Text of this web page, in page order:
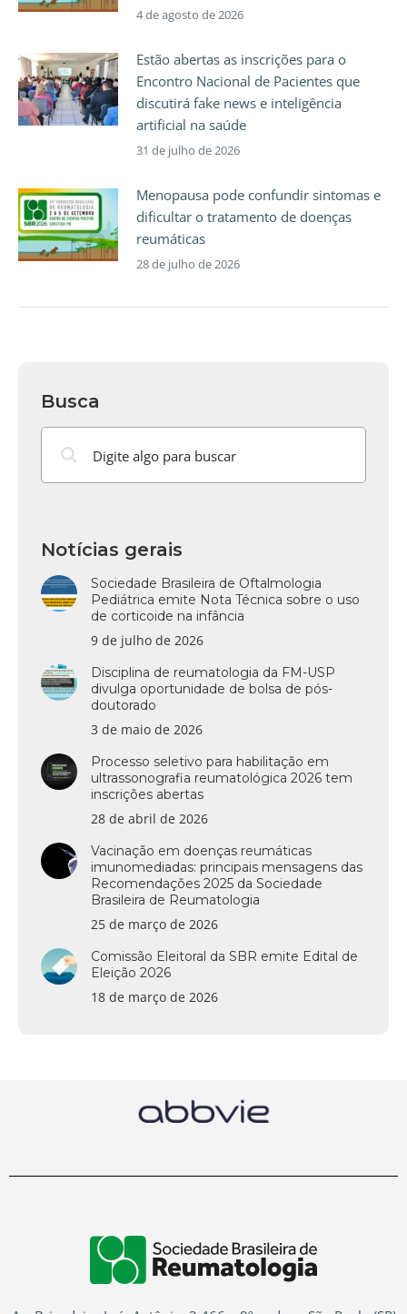
4 de agosto de 2026
Estão abertas as inscrições para o
Encontro Nacional de Pacientes que
discutirá fake news e inteligência
artificial na saúde
31 de julho de 2026
Menopausa pode confundir sintomas e
dificultar o tratamento de doenças
reumáticas
28 de julho de 2026
Busca
Notícias gerais
Sociedade Brasileira de Oftalmologia
Pediátrica emite Nota Técnica sobre o uso
de corticoide na infância
9 de julho de 2026
Disciplina de reumatologia da FM-USP
divulga oportunidade de bolsa de pós-
doutorado
3 de maio de 2026
Processo seletivo para habilitação em
ultrassonografia reumatológica 2026 tem
inscrições abertas
28 de abril de 2026
Vacinação em doenças reumáticas
imunomediadas: principais mensagens das
Recomendações 2025 da Sociedade
Brasileira de Reumatologia
25 de março de 2026
Comissão Eleitoral da SBR emite Edital de
Eleição 2026
18 de março de 2026